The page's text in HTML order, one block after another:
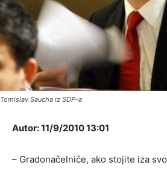
Tomislav Saucha iz SDP-a
Autor: 11/9/2010 13:01
– Gradonačelniče, ako stojite iza